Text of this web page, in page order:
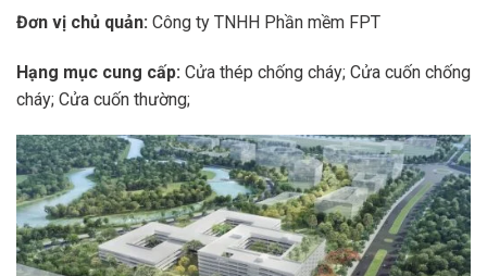
Đơn vị chủ quản: Công ty TNHH Phần mềm FPT
Hạng mục cung cấp: Cửa thép chống cháy; Cửa cuốn chống
cháy; Cửa cuốn thường;